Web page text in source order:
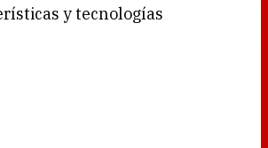
y tecnologías